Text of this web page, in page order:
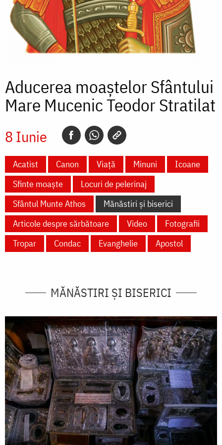
Aducerea moaștelor Sfântului
Mare Mucenic Teodor Stratilat
8 Iunie
Acatist Canon Viață Minuni
Icoane
Sfinte moaște
Locuri de pelerinaj
Sfântul Munte Athos
Mănăstiri și biserici
Articole despre sărbătoare
Video
Fotografii
Tropar
Condac Evanghelie Apostol
MĂNĂSTIRI ȘI BISERICI